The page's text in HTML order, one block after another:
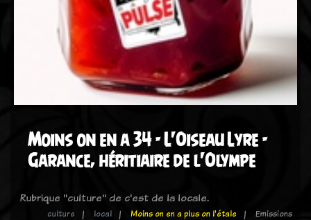
Moins on en a 34 - L'Oiseau Lyre -
Garance, héritiaire de l'Olympe
Rubrique "culture" de c'est de la locale.
culture local Moins on en a plus on l'étale Emissions